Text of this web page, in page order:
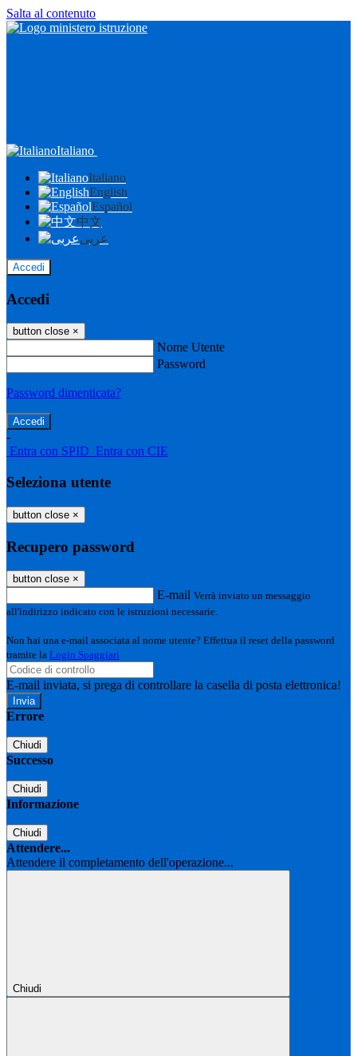
Salta al contenuto
Italiano
Italiano
English
Español
中文
عربى
Accedi
Accedi
button close ×
Nome Utente
Password
Password dimenticata?
-
Entra con SPID Entra con CIE
Seleziona utente
button close ×
Recupero password
button close ×
E-mail Verrà inviato un messaggio
all'indirizzo indicato con le istruzioni necessarie.
Non hai una e-mail associata al nome utente? Effettua il reset della password
tramite la Login Spaggiari
E-mail inviata, si prega di controllare la casella di posta elettronica!
Errore
Chiudi
Successo
Chiudi
Informazione
Chiudi
Attendere...
Attendere il completamento dell'operazione...
Chiudi